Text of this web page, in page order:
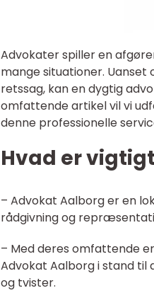
Advokater spiller en
mange situationer.
retssag, kan en dygtig
omfattende artikel vil vi
denne professionelle
Hvad er
– Advokat Aalborg er en
rådgivning og
– Med deres omfattende
Advokat Aalborg i stand
og tvister.